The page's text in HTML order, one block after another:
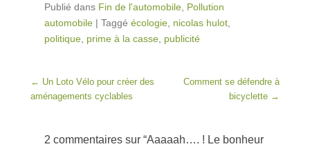
Publié dans Fin de l'automobile Pollution
automobile | Taggé écologie nicolas hulot
politique prime à la casse publicité
Post navigation
← Un Loto Vélo pour créer des
aménagements cyclables
Comment se défendre à
bicyclette →
2 commentaires sur “Aaaaah…. ! Le bonheur